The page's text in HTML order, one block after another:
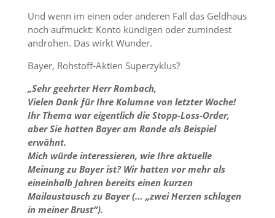
Und wenn im einen oder anderen Fall das Geldhaus
noch aufmuckt: Konto kündigen oder zumindest
androhen. Das wirkt Wunder.
Bayer, Rohstoff-Aktien Superzyklus?
„Sehr geehrter Herr Rombach,
Vielen Dank für Ihre Kolumne von letzter Woche!
Ihr Thema war eigentlich die Stopp-Loss-Order,
aber Sie hatten Bayer am Rande als Beispiel
erwähnt.
Mich würde interessieren, wie Ihre aktuelle
Meinung zu Bayer ist? Wir hatten vor mehr als
eineinhalb Jahren bereits einen kurzen
Mailaustausch zu Bayer (… „zwei Herzen schlagen
in meiner Brust“).